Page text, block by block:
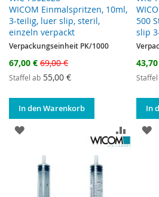
WICOM Einmalspritzen, 10ml,
3-teilig, luer slip, steril,
einzeln verpackt
Verpackungseinheit PK/1000
Sonderangebot
67,00 € 69,00 €
Staffel ab 55,00 €
In den Warenkorb
500
slip
In
ZUR WUNSCHLISTE ZUR